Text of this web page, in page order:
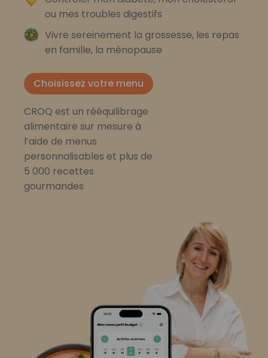
ou mes troubles digestifs
Vivre sereinement la grossesse, les repas
en famille, la ménopause
Choisissez votre menu
CROQ est un rééquilibrage
alimentaire sur mesure à
l’aide de menus
personnalisables et plus de
5 000 recettes
gourmandes